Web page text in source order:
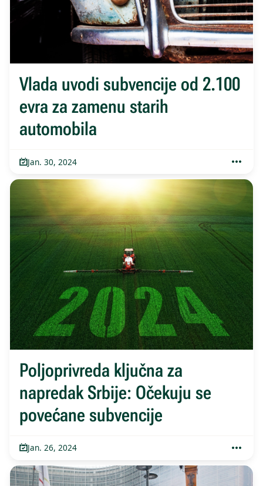
Vlada uvodi subvencije od 2.100
evra za zamenu starih
automobila
Jan. 30, 2024
Poljoprivreda ključna za
napredak Srbije: Očekuju se
povećane subvencije
Jan. 26, 2024